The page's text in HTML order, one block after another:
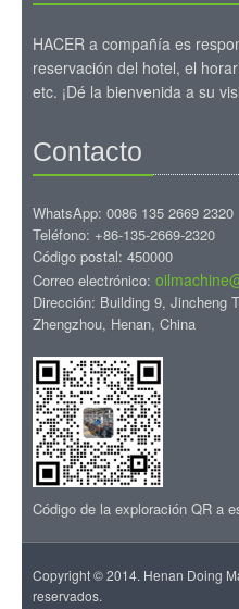
HACER a compañía es
reservación del hotel, el
etc. ¡Dé la bienvenida a su
Contacto
WhatsApp: 0086 135 2669 2320
Teléfono: +86-135-2669-2320
Código postal: 450000
Correo electrónico:
Dirección: Building 9, Jincheng
Zhengzhou, Henan, China
Código de la exploración QR a
Copyright © 2014. Henan Doing
reservados.